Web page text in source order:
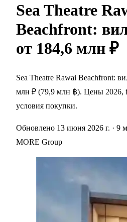
Sea Theatre
Beachfront:
от 184,6 млн ₽
Sea Theatre Rawai Beachfront:
млн ₽ (79,9 млн ฿). Цены 2026,
условия покупки.
Обновлено 13 июня 2026 г. · 9
MORE Group